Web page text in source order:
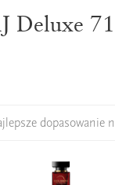
Deluxe
dopasowanie